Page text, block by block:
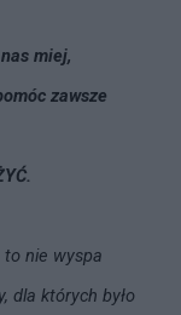
miej,
zawsze
to nie wyspa
dla których było